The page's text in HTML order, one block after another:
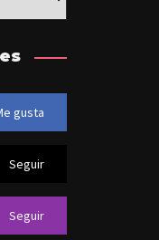
gusta
Seguir
Seguir